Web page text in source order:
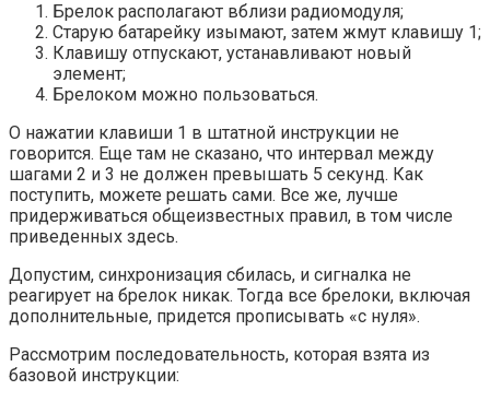
Брелок располагают вблизи радиомодуля;
Старую батарейку изымают, затем жмут клавишу 1;
Клавишу отпускают, устанавливают новый
элемент;
Брелоком можно пользоваться.
О нажатии клавиши 1 в штатной инструкции не
говорится. Еще там не сказано, что интервал между
шагами 2 и 3 не должен превышать 5 секунд. Как
поступить, можете решать сами. Все же, лучше
придерживаться общеизвестных правил, в том числе
приведенных здесь.
Допустим, синхронизация сбилась, и сигналка не
реагирует на брелок никак. Тогда все брелоки, включая
дополнительные, придется прописывать «с нуля».
Рассмотрим последовательность, которая взята из
базовой инструкции: